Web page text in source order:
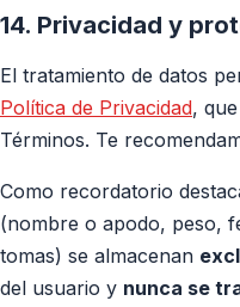
14. Privacidad y
El tratamiento de datos
Política de Privacidad,
Términos. Te
Como recordatorio
(nombre o apodo, peso,
tomas) se almacenan
del usuario y nunca se